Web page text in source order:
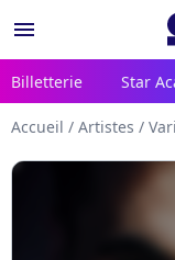
menu
Billetterie Star
Accueil / Artistes /